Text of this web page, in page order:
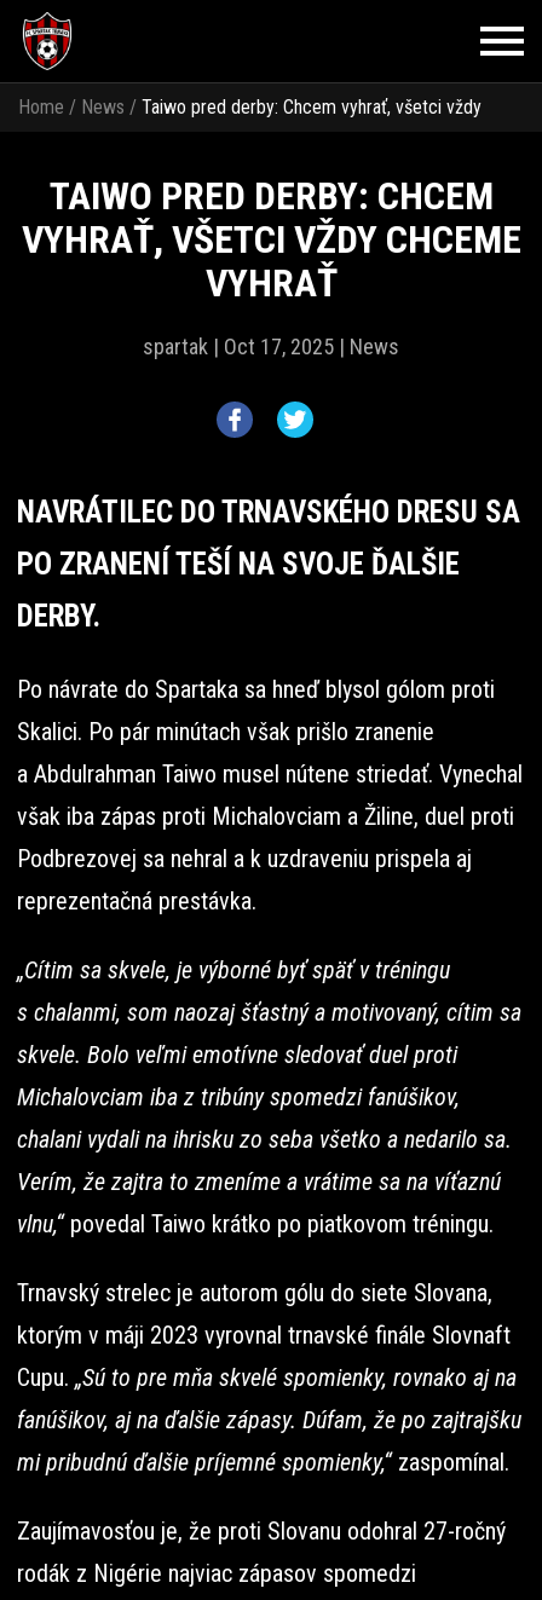
Home / News / Taiwo pred derby: Chcem vyhrať, všetci vždy
TAIWO PRED DERBY: CHCEM
VYHRAŤ, VŠETCI VŽDY CHCEME
VYHRAŤ
spartak | Oct 17, 2025 | News
NAVRÁTILEC DO TRNAVSKÉHO DRESU SA
PO ZRANENÍ TEŠÍ NA SVOJE ĎALŠIE
DERBY.
Po návrate do Spartaka sa hneď blysol gólom proti
Skalici. Po pár minútach však prišlo zranenie
a Abdulrahman Taiwo musel nútene striedať. Vynechal
však iba zápas proti Michalovciam a Žiline, duel proti
Podbrezovej sa nehral a k uzdraveniu prispela aj
reprezentačná prestávka.
„Cítim sa skvele, je výborné byť späť v tréningu
s chalanmi, som naozaj šťastný a motivovaný, cítim sa
skvele. Bolo veľmi emotívne sledovať duel proti
Michalovciam iba z tribúny spomedzi fanúšikov,
chalani vydali na ihrisku zo seba všetko a nedarilo sa.
Verím, že zajtra to zmeníme a vrátime sa na víťaznú
vlnu,“ povedal Taiwo krátko po piatkovom tréningu.
Trnavský strelec je autorom gólu do siete Slovana,
ktorým v máji 2023 vyrovnal trnavské finále Slovnaft
Cupu. „Sú to pre mňa skvelé spomienky, rovnako aj na
fanúšikov, aj na ďalšie zápasy. Dúfam, že po zajtrajšku
mi pribudnú ďalšie príjemné spomienky,“zaspomínal.
Zaujímavosťou je, že proti Slovanu odohral 27-ročný
rodák z Nigérie najviac zápasov spomedzi